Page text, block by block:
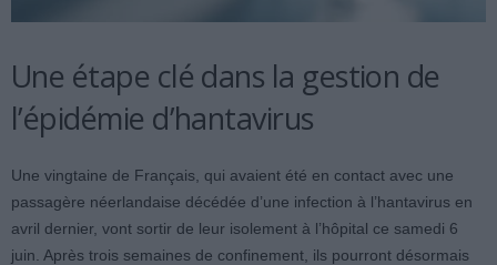
Une étape clé dans la gestion de
l’épidémie d’hantavirus
Une vingtaine de Français, qui avaient été en contact avec une
passagère néerlandaise décédée d’une infection à l’hantavirus en
avril dernier, vont sortir de leur isolement à l’hôpital ce samedi 6
juin. Après trois semaines de confinement, ils pourront désormais